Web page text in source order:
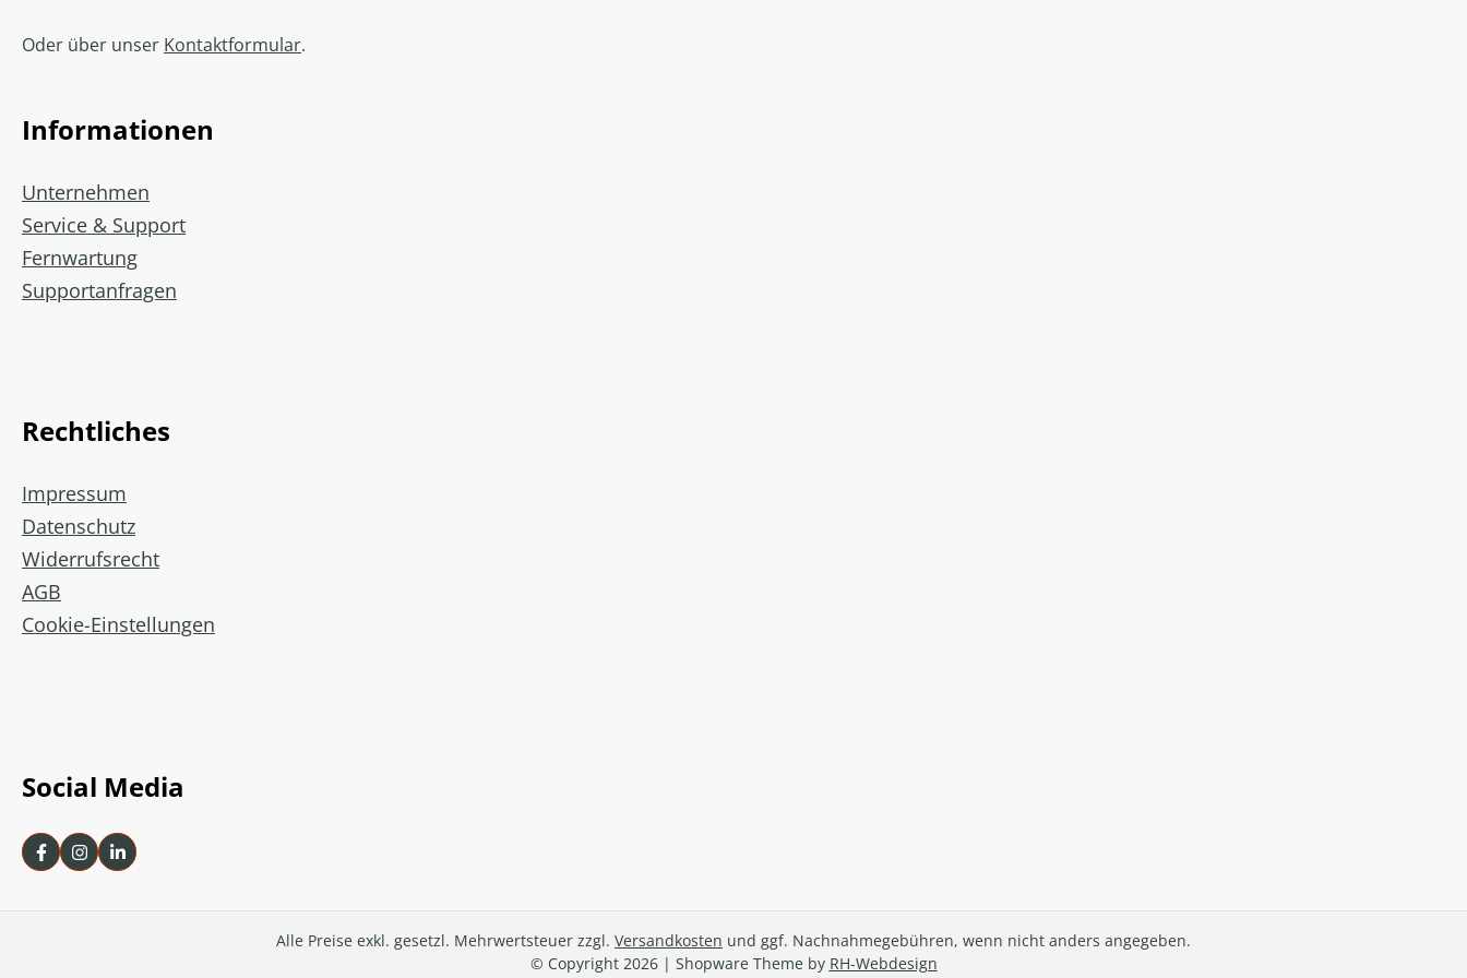
Oder über unser Kontaktformular.
Informationen
Unternehmen
Service & Support
Fernwartung
Supportanfragen
Rechtliches
Impressum
Datenschutz
Widerrufsrecht
AGB
Cookie-Einstellungen
Social Media
Alle Preise exkl. gesetzl. Mehrwertsteuer zzgl. Versandkosten und ggf. Nachnahmegebühren, wenn nicht anders angegeben.
© Copyright 2026 | Shopware Theme by RH-Webdesign